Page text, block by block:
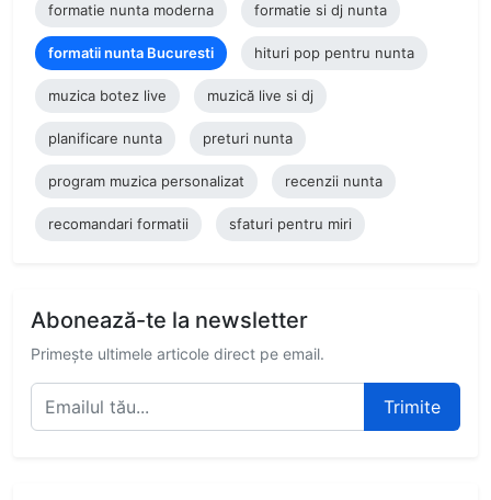
formatie nunta moderna formatie si dj nunta
formatii nunta Bucuresti hituri pop pentru nunta
muzica botez live muzică live si dj
planificare nunta preturi nunta
program muzica personalizat recenzii nunta
recomandari formatii sfaturi pentru miri
Abonează-te la newsletter
Primește ultimele articole direct pe email.
Trimite